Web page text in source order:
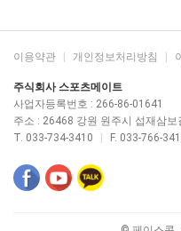
이용약관 개인정보처리방침
주식회사 스포츠메이트
사업자등록번호 : 266-86-01641
주소 : 26468 강원 원주시 섭재삼보
T. 033-734-3410
F. 033-766-